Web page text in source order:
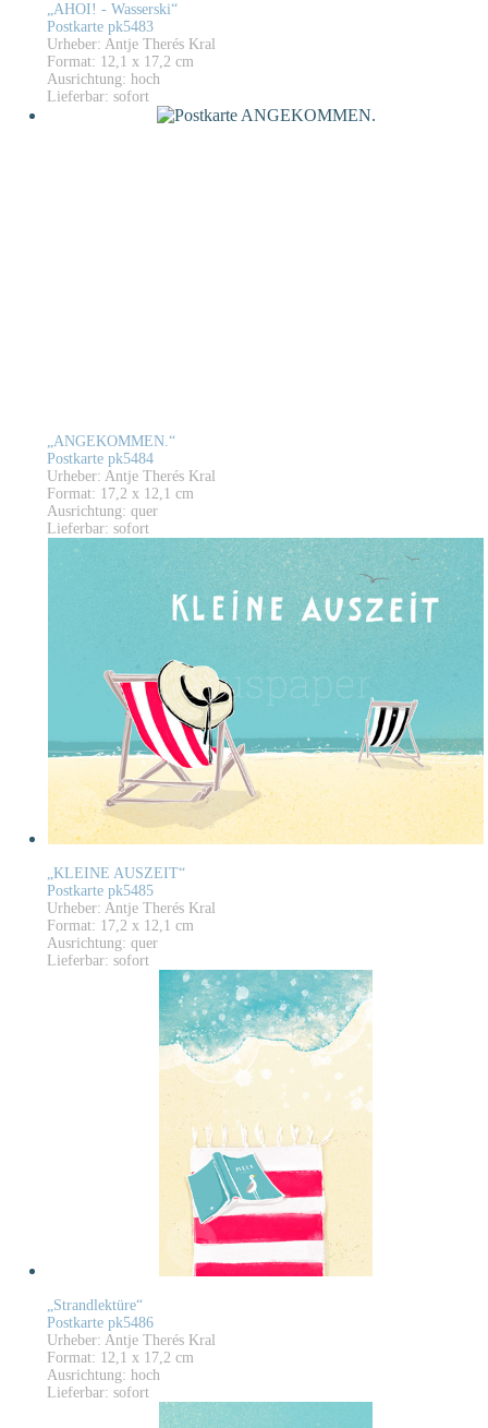
„AHOI! - Wasserski“
Postkarte pk5483
Urheber: Antje Therés Kral
Format: 12,1 x 17,2 cm
Ausrichtung: hoch
Lieferbar: sofort
„ANGEKOMMEN.“
Postkarte pk5484
Urheber: Antje Therés Kral
Format: 17,2 x 12,1 cm
Ausrichtung: quer
Lieferbar: sofort
„KLEINE AUSZEIT“
Postkarte pk5485
Urheber: Antje Therés Kral
Format: 17,2 x 12,1 cm
Ausrichtung: quer
Lieferbar: sofort
„Strandlektüre“
Postkarte pk5486
Urheber: Antje Therés Kral
Format: 12,1 x 17,2 cm
Ausrichtung: hoch
Lieferbar: sofort